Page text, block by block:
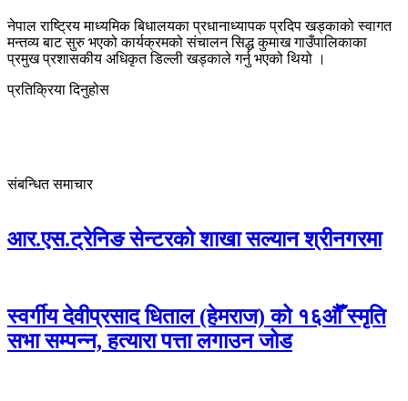
नेपाल राष्ट्रिय माध्यमिक बिधालयका प्रधानाध्यापक प्रदिप खड्काको स्वागत
मन्तव्य बाट सुरु भएको कार्यक्रमको संचालन सिद्ध कुमाख गाउँपालिकाका
प्रमुख प्रशासकीय अधिकृत डिल्ली खड्काले गर्नु भएको थियो ।
प्रतिक्रिया दिनुहोस
संबन्धित समाचार
आर.एस.ट्रेनिङ सेन्टरको शाखा सल्यान श्रीनगरमा
स्वर्गीय देवीप्रसाद धिताल (हेमराज) को १६औँ स्मृति
सभा सम्पन्न, हत्यारा पत्ता लगाउन जोड